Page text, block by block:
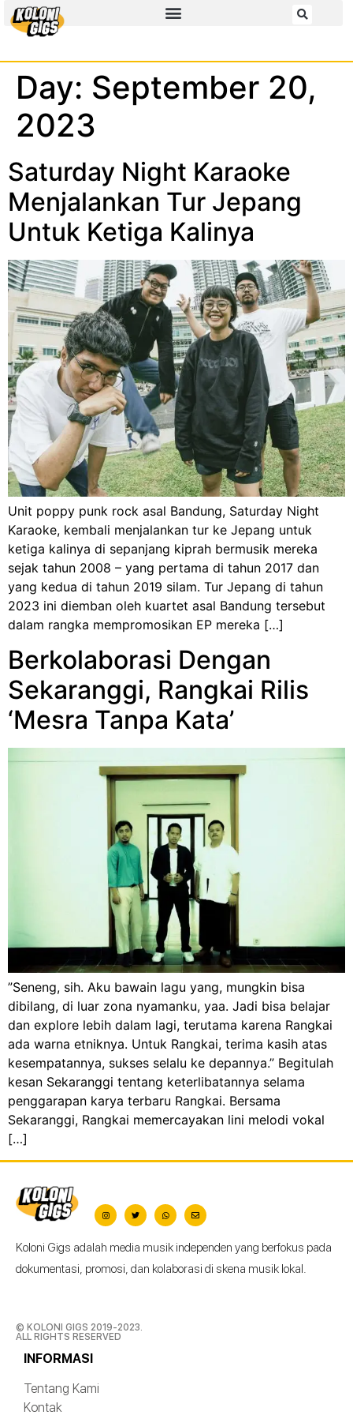
Day: September 20,
2023
Saturday Night Karaoke
Menjalankan Tur Jepang
Untuk Ketiga Kalinya
Unit poppy punk rock asal Bandung, Saturday Night
Karaoke, kembali menjalankan tur ke Jepang untuk
ketiga kalinya di sepanjang kiprah bermusik mereka
sejak tahun 2008 – yang pertama di tahun 2017 dan
yang kedua di tahun 2019 silam. Tur Jepang di tahun
2023 ini diemban oleh kuartet asal Bandung tersebut
dalam rangka mempromosikan EP mereka […]
Berkolaborasi Dengan
Sekaranggi, Rangkai Rilis
‘Mesra Tanpa Kata’
”Seneng, sih. Aku bawain lagu yang, mungkin bisa
dibilang, di luar zona nyamanku, yaa. Jadi bisa belajar
dan explore lebih dalam lagi, terutama karena Rangkai
ada warna etniknya. Untuk Rangkai, terima kasih atas
kesempatannya, sukses selalu ke depannya.” Begitulah
kesan Sekaranggi tentang keterlibatannya selama
penggarapan karya terbaru Rangkai. Bersama
Sekaranggi, Rangkai memercayakan lini melodi vokal
[…]
Koloni Gigs adalah media musik independen yang berfokus pada
dokumentasi, promosi, dan kolaborasi di skena musik lokal.
© KOLONI GIGS 2019-2023.
ALL RIGHTS RESERVED
INFORMASI
Tentang Kami
Kontak